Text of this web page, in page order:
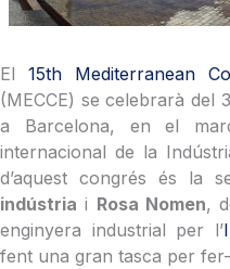
El 15th Mediterranean
(MECCE) se celebrarà del
a Barcelona, en el
internacional de la
d’aquest congrés és la
indústria i Rosa Nomen,
enginyera industrial per l’
fent una gran tasca per